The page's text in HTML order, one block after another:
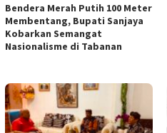
Bendera Merah Putih 100 Meter
Membentang, Bupati Sanjaya
Kobarkan Semangat
Nasionalisme di Tabanan